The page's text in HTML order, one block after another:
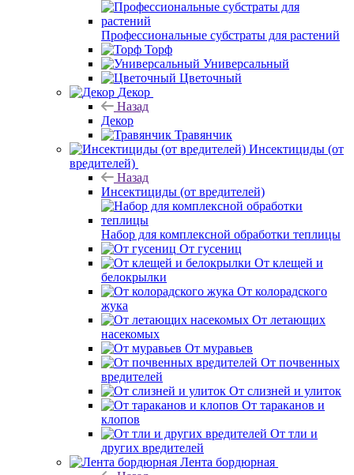
Профессиональные субстраты для растений
Торф
Универсальный
Цветочный
Декор
Назад
Декор
Травянчик
Инсектициды (от
вредителей)
Назад
Инсектициды (от вредителей)
Набор для комплексной обработки теплицы
От гусениц
От клещей и
белокрылки
От колорадского
жука
От летающих
насекомых
От муравьев
От почвенных
вредителей
От слизней и улиток
От тараканов и
клопов
От тли и
других вредителей
Лента бордюрная